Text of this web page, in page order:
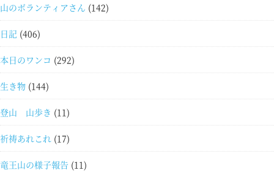
山のボランティアさん (142)
日記 (406)
本日のワンコ (292)
生き物 (144)
登山 山歩き (11)
祈祷あれこれ (17)
竜王山の様子報告 (11)